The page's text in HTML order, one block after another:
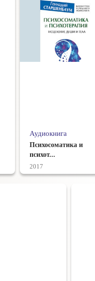
Аудиокнига
Психосоматика и
психот...
2017